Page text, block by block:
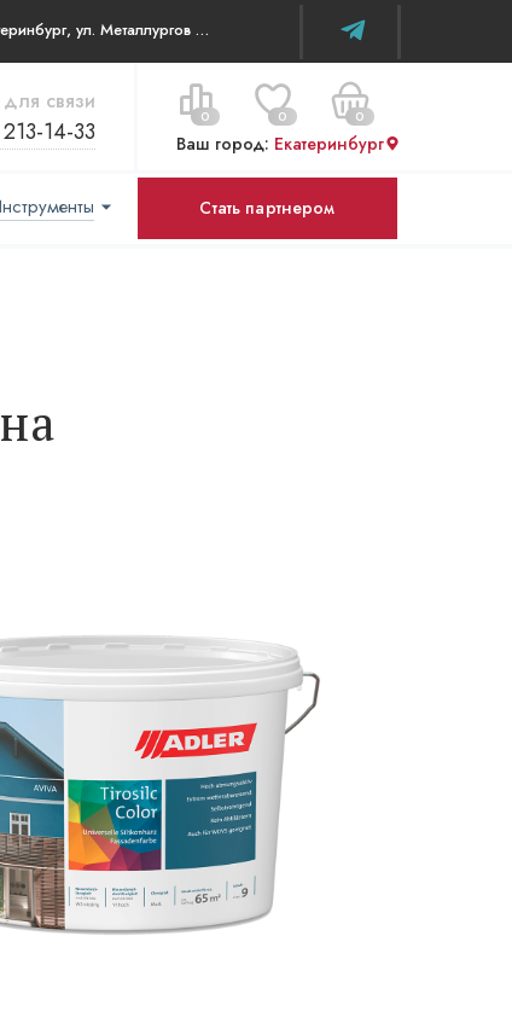
г. Екатеринбург, ул. Металлургов д 84 ТЦ WOW House
связи
14-33
0 0 0
Цена за все:
Перейти в корзину
Ваш город: Екатеринбург
Стать партнером